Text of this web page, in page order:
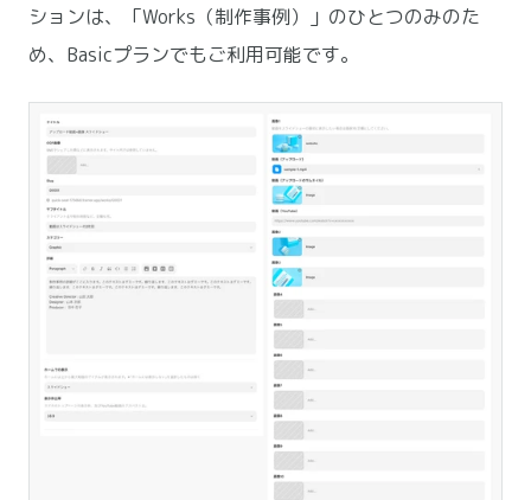
ションは、「Works（制作事例）」のひとつのみのた
め、Basicプランでもご利用可能です。